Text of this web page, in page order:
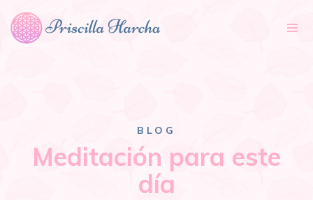
BLOG
Meditación para este
día